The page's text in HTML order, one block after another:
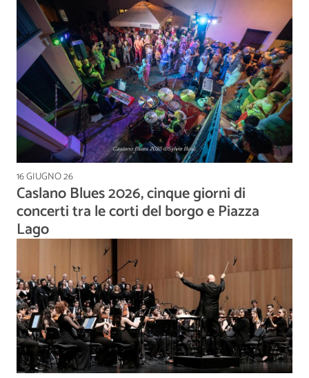
16 GIUGNO 26
Caslano Blues 2026, cinque giorni di
concerti tra le corti del borgo e Piazza
Lago